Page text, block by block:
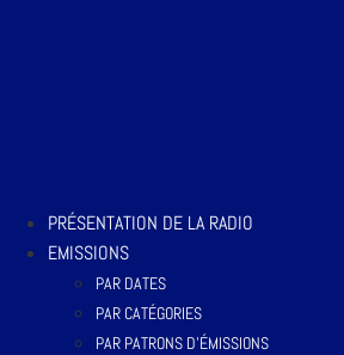
PRÉSENTATION DE LA RADIO
EMISSIONS
PAR DATES
PAR CATÉGORIES
PAR PATRONS D’ÉMISSIONS